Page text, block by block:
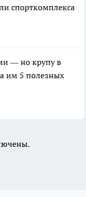
спорткомплекса
— но крупу в
им 5 полезных